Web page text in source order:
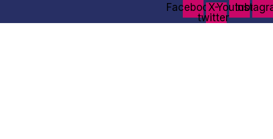
FacebookX-
twitter
Youtube